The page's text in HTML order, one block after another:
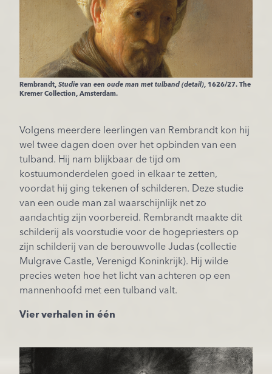
Rembrandt, Studie van een oude man met tulband (detail), 1626/27. The
Kremer Collection, Amsterdam.
Volgens meerdere leerlingen van Rembrandt kon hij
wel twee dagen doen over het opbinden van een
tulband. Hij nam blijkbaar de tijd om
kostuumonderdelen goed in elkaar te zetten,
voordat hij ging tekenen of schilderen. Deze studie
van een oude man zal waarschijnlijk net zo
aandachtig zijn voorbereid. Rembrandt maakte dit
schilderij als voorstudie voor de hogepriesters op
zijn schilderij van de berouwvolle Judas (collectie
Mulgrave Castle, Verenigd Koninkrijk). Hij wilde
precies weten hoe het licht van achteren op een
mannenhoofd met een tulband valt.
Vier verhalen in één